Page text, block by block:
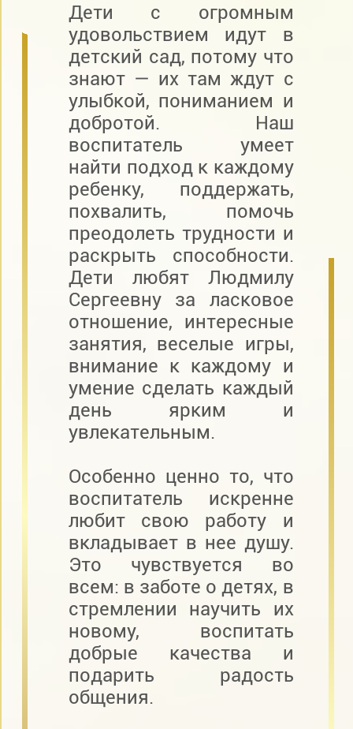
Дети с огромным
удовольствием идут в
детский сад, потому что
знают — их там ждут с
улыбкой, пониманием и
добротой. Наш
воспитатель умеет
найти подход к каждому
ребенку, поддержать,
похвалить, помочь
преодолеть трудности и
раскрыть способности.
Дети любят Людмилу
Сергеевну за ласковое
отношение, интересные
занятия, веселые игры,
внимание к каждому и
умение сделать каждый
день ярким и
увлекательным.
Особенно ценно то, что
воспитатель искренне
любит свою работу и
вкладывает в нее душу.
Это чувствуется во
всем: в заботе о детях, в
стремлении научить их
новому, воспитать
добрые качества и
подарить радость
общения.